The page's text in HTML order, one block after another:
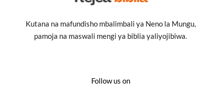
Kutana na mafundisho mbalimbali ya Neno la Mungu,
pamoja na maswali mengi ya biblia yaliyojibiwa.
Follow us on